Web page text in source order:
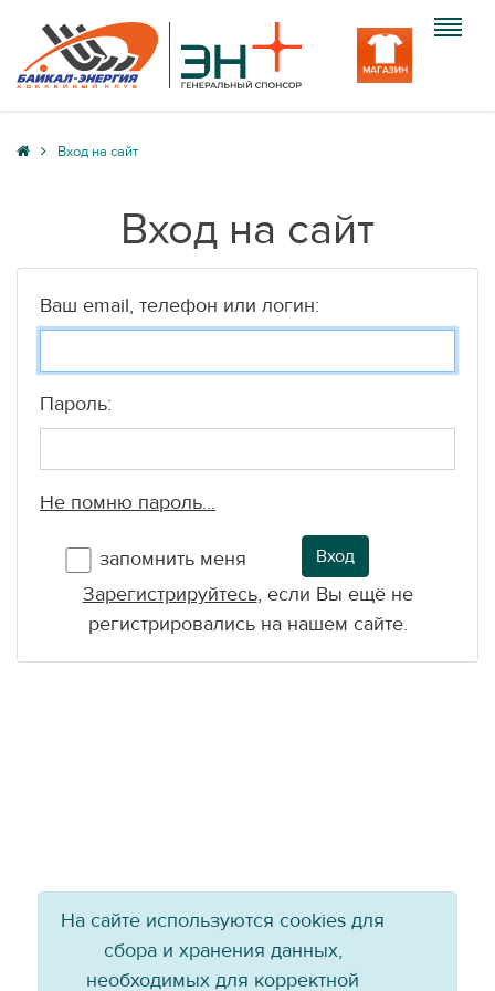
Клуб
Медиа
Вход на сайт
Вход на сайт
Ваш email, телефон или логин:
Пароль:
Не помню пароль...
запомнить меня Вход
Зарегистрируйтесь, если Вы ещё не
регистрировались на нашем сайте.
На сайте используются cookies для
сбора и хранения данных,
необходимых для корректной